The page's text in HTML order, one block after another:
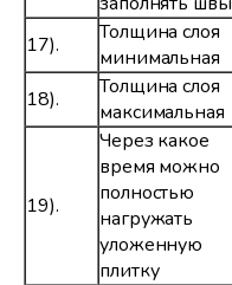
17).
Толщина слоя
минимальная
18).
Толщина слоя
максимальная
19).
Через какое
время можно
полностью
нагружать
уложенную
плитку